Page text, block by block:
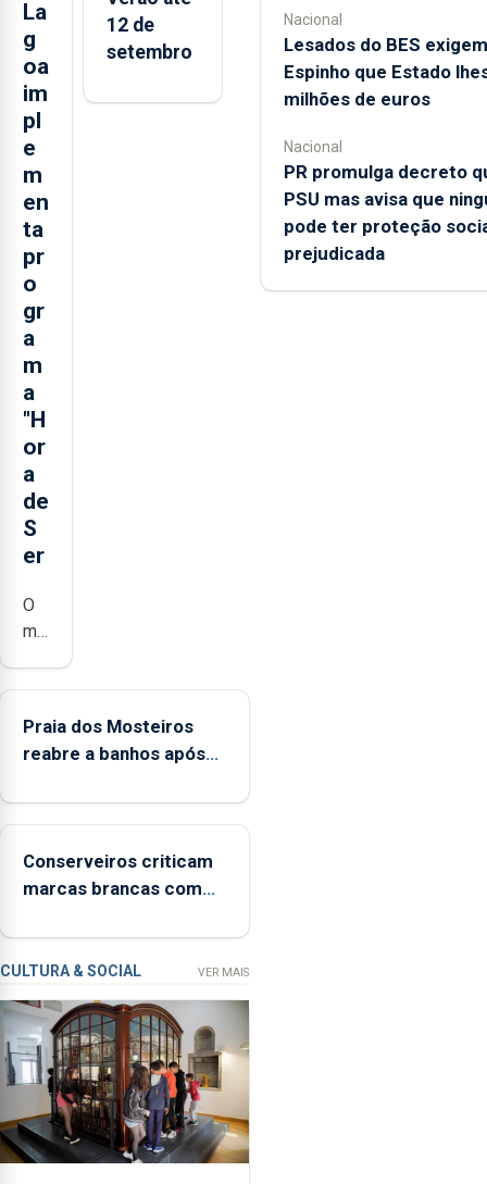
La
g
oa
im
pl
e
m
en
ta
pr
o
gr
a
m
a
"H
or
a
de
S
er
O
município
a
implementar
de
Ser”
a
prevenção
primária
da
violência
doméstica,
através
da
promoção
12 de
setembro
Praia dos Mosteiros
reabre a banhos após
Conserveiros criticam
marcas brancas com
CULTURA & SOCIAL VER MAIS
Nacional
Lesados do BES
Espinho que Estado
milhões de euros
Nacional
PR promulga decreto
PSU mas avisa que
pode ter proteção
prejudicada